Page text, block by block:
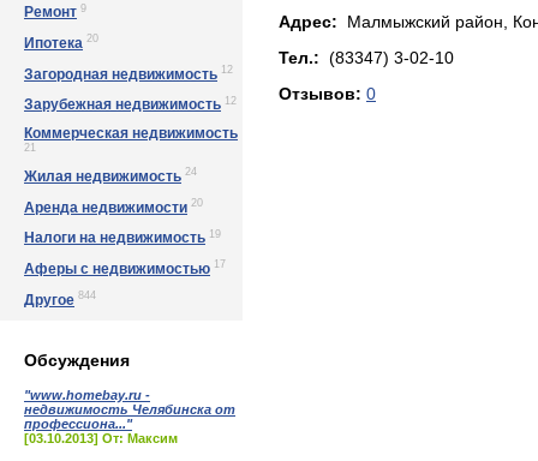
Ремонт 9
Ипотека 20
Загородная недвижимость 12
Зарубежная недвижимость 12
Коммерческая недвижимость
21
Жилая недвижимость 24
Аренда недвижимости 20
Налоги на недвижимость 19
Аферы с недвижимостью 17
Другое 844
Обсуждения
"www.homebay.ru -
недвижимость Челябинска от
профессиона..."
[03.10.2013] От: Максим
Адрес: Малмыжский район,
Тел.: (83347) 3-02-10
Отзывов: 0